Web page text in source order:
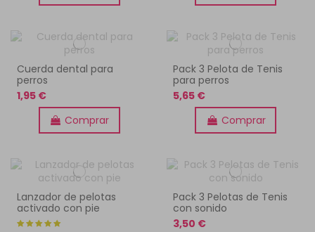
Cuerda dental para
perros
1,95 €
Comprar
Pack 3 Pelota de Tenis
para perros
5,65 €
Comprar
Lanzador de pelotas
activado con pie
Pack 3 Pelotas de Tenis
con sonido
3,50 €